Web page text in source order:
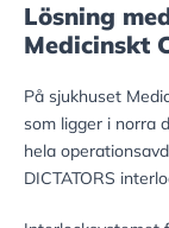
Lösning
Medicinskt
På sjukhuset
som ligger i norra
hela
DICTATORS